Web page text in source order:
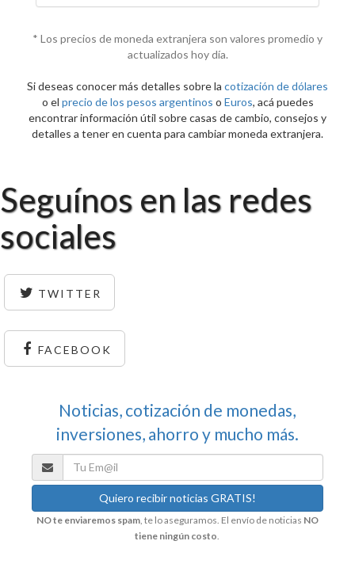
* Los precios de moneda extranjera son valores promedio y
actualizados hoy día.
Si deseas conocer más detalles sobre la cotización de dólares
o el precio de los pesos argentinos o Euros, acá puedes
encontrar información útil sobre casas de cambio, consejos y
detalles a tener en cuenta para cambiar moneda extranjera.
Seguínos en las redes
sociales
TWITTER
FACEBOOK
Noticias, cotización de monedas,
inversiones, ahorro y mucho más.
NO te enviaremos spam, te lo aseguramos. El envío de noticias NO
tiene ningún costo